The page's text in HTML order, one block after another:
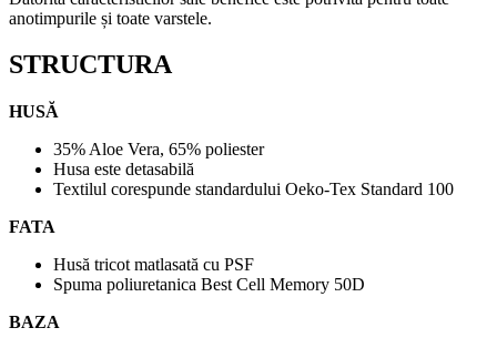
anotimpurile și toate varstele.
STRUCTURA
HUSĂ
35% Aloe Vera, 65% poliester
Husa este detasabilă
Textilul corespunde standardului Oeko-Tex Standard 100
FATA
Husă tricot matlasată cu PSF
Spuma poliuretanica Best Cell Memory 50D
BAZA